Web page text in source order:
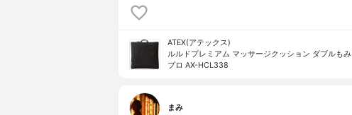
ATEX(アテックス)
ルルドプレミアム マッサージクッション ダブルもみ
プロ AX-HCL338
まみ